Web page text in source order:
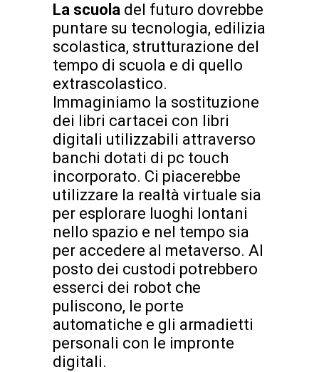
La scuola del futuro dovrebbe
puntare su tecnologia, edilizia
scolastica, strutturazione del
tempo di scuola e di quello
extrascolastico.
Immaginiamo la sostituzione
dei libri cartacei con libri
digitali utilizzabili attraverso
banchi dotati di pc touch
incorporato. Ci piacerebbe
utilizzare la realtà virtuale sia
per esplorare luoghi lontani
nello spazio e nel tempo sia
per accedere al metaverso. Al
posto dei custodi potrebbero
esserci dei robot che
puliscono, le porte
automatiche e gli armadietti
personali con le impronte
digitali.